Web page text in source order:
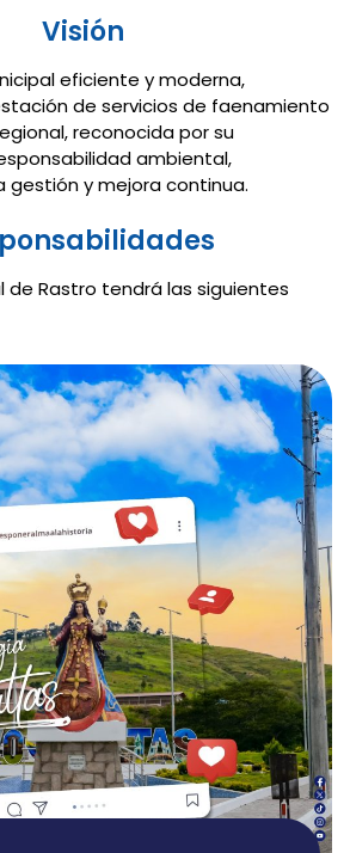
Visión
eficiente y moderna,
de servicios de faenamiento
reconocida por su
ambiental,
gestión y mejora continua.
de Rastro tendrá las siguientes